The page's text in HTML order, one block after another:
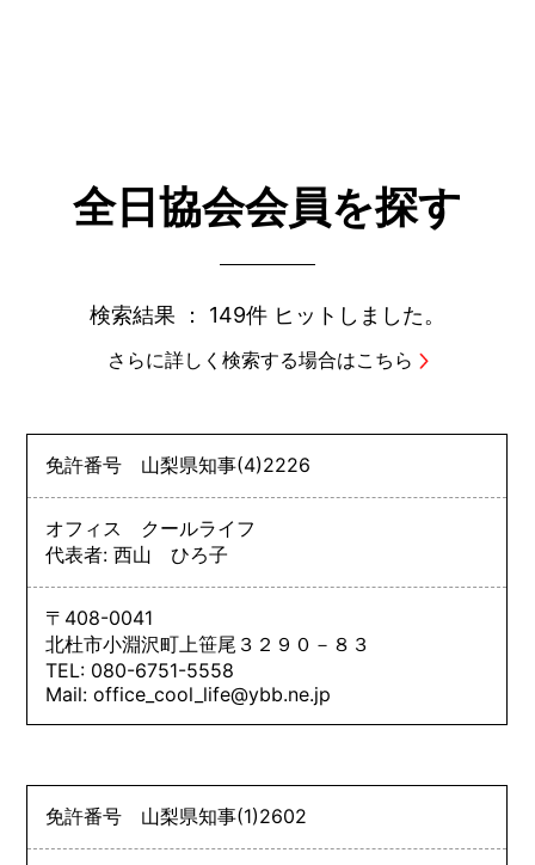
全日協会会員を探す
検索結果 ： 149件 ヒットしました。
さらに詳しく検索する場合はこちら
免許番号 山梨県知事(4)2226
オフィス クールライフ
代表者: 西山 ひろ子
〒408-0041
北杜市小淵沢町上笹尾３２９０－８３
TEL: 080-6751-5558
Mail: office_cool_life@ybb.ne.jp
免許番号 山梨県知事(1)2602